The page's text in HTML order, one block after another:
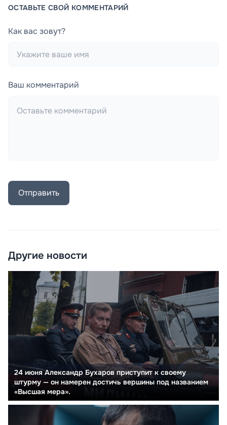
ОСТАВЬТЕ СВОЙ КОММЕНТАРИЙ
Как вас зовут?
Ваш комментарий
Отправить
Другие новости
24 июня Александр Бухаров приступит к своему
штурму — он намерен достичь вершины под названием
«Высшая мера».